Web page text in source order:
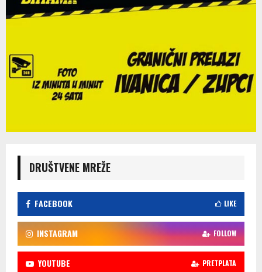
DRUŠTVENE MREŽE
FACEBOOK LIKE
INSTAGRAM FOLLOW
YOUTUBE PRETPLATA